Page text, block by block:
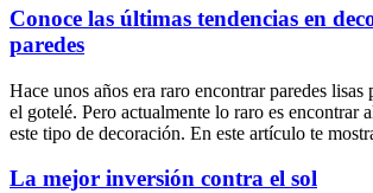
Conoce las últimas tendencias en
paredes
Hace unos años era raro encontrar paredes lisas
el gotelé. Pero actualmente lo raro es encontrar
este tipo de decoración. En este artículo te
La mejor inversión contra el sol